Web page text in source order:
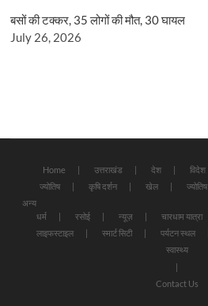
बसों की टक्कर, 35 लोगों की मौत, 30 घायल
July 26, 2026
Home उत्तराखंड देश विदेश
ज्योतिष
कृषि दर्शन खेल ज्योतिष
अन्य
धर्म
रसोई न्यूज़ चारधाम यात्रा
लाइफस्टाइल
स्मार्ट सिटी पर्यटन स्थल
स्वास्थ्य
Contact Us